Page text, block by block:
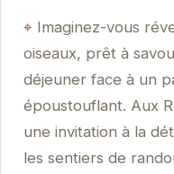
Imaginez-vous
oiseaux, prêt à
déjeuner face à un
époustouflant. Aux
une invitation à la
les sentiers de